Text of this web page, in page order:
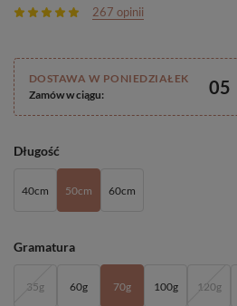
267 opinii
Długość
40cm 50cm 60cm
Gramatura
35g 60g 70g 100g 120g
DOSTAWA W PONIEDZIAŁEK
Zamów w ciągu:
05